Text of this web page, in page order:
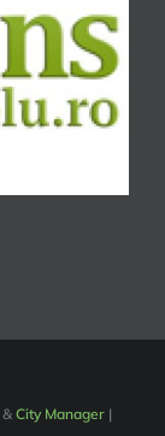
& City Manager |